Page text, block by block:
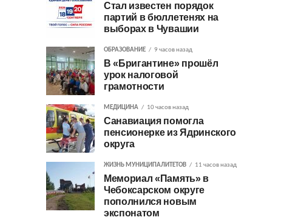
Стал известен порядок
партий в бюллетенях на
выборах в Чувашии
ОБРАЗОВАНИЕ 9 часов назад
В «Бригантине» прошёл
урок налоговой
грамотности
МЕДИЦИНА 10 часов назад
Санавиация помогла
пенсионерке из Ядринского
округа
ЖИЗНЬ МУНИЦИПАЛИТЕТОВ 11 часов назад
Мемориал «Память» в
Чебоксарском округе
пополнился новым
экспонатом